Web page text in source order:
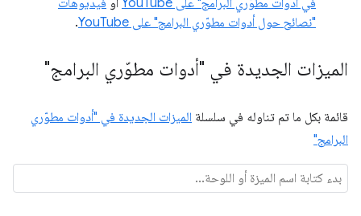
في أدوات مطوّري البرامج" على YouTube أو فيديوهات
"نصائح حول أدوات مطوّري البرامج" على YouTube
.
الميزات الجديدة في "أدوات مطوّري البرامج"
قائمة بكل ما تم تناوله في سلسلة الميزات الجديدة في "أدوات مطوّري
البرامج"